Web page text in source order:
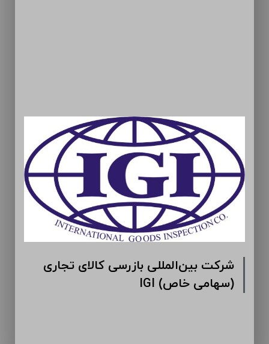
شرکت بین‌المللی بازرسی کالای تجاری
IGI (سهامی خاص)